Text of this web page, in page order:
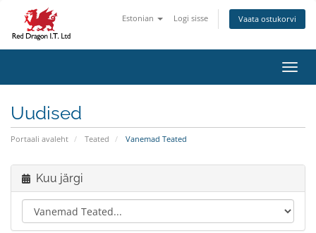
Estonian Logi sisse Vaata ostukorvi
Uudised
Portaali avaleht Teated Vanemad Teated
Kuu järgi